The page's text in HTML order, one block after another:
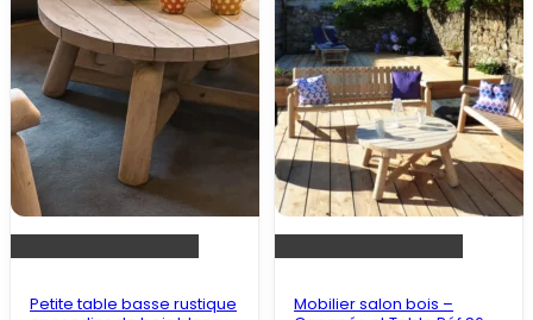
Petite table basse rustique
Mobilier salon bois –